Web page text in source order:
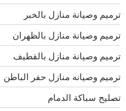
ترميم وصيانة منازل بالخبر
ترميم وصيانة منازل بالظهران
ترميم وصيانة منازل بالقطيف
ترميم وصيانه منازل حفر الباطن
تصليح سباكة الدمام